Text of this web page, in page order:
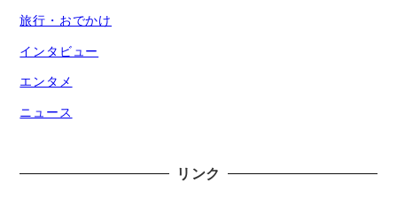
旅行・おでかけ
インタビュー
エンタメ
ニュース
リンク